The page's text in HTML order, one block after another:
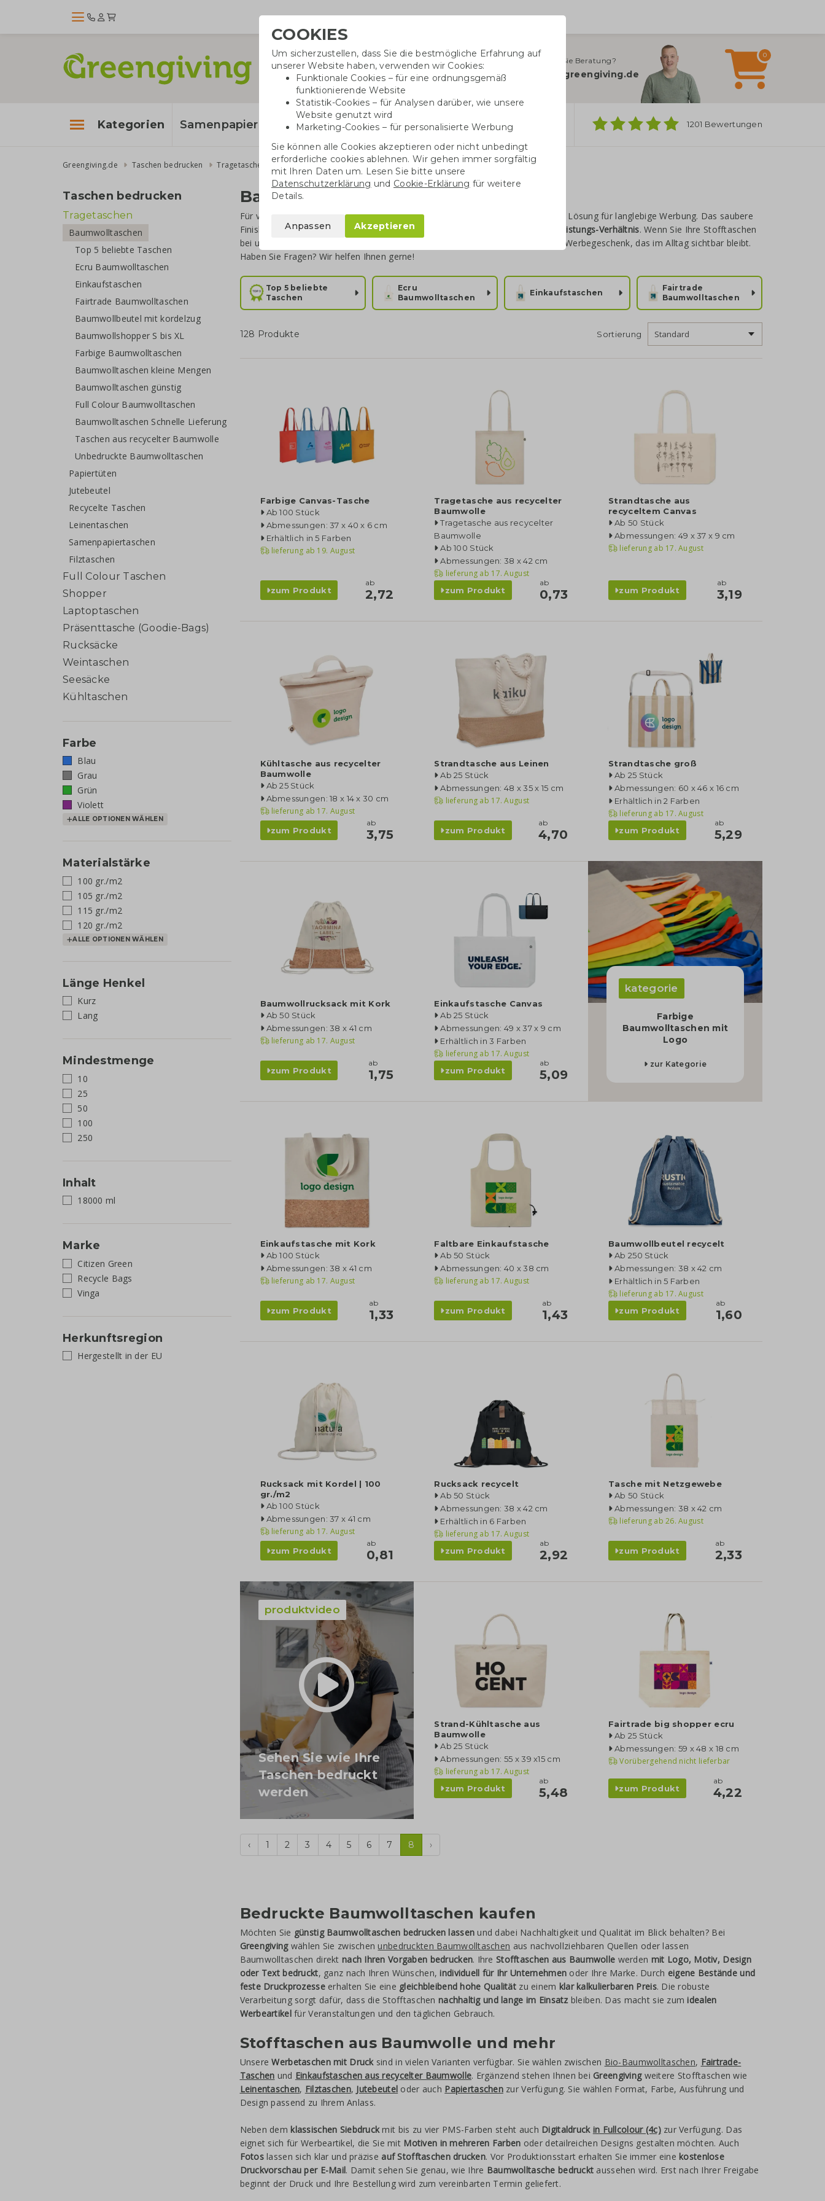
Benötigen Sie Beratung?
info@greengiving.de
0
Kategorien Samenpapier Baumwolltaschen Trinkwaren Kugelschreiber 1201 Bewertungen
Greengiving.de Taschen bedrucken Tragetaschen Baumwolltaschen
Taschen bedrucken
Tragetaschen
Baumwolltaschen
Top 5 beliebte Taschen
Ecru Baumwolltaschen
Einkaufstaschen
Fairtrade Baumwolltaschen
Baumwollbeutel mit kordelzug
Baumwollshopper S bis XL
Farbige Baumwolltaschen
Baumwolltaschen kleine Mengen
Baumwolltaschen günstig
Full Colour Baumwolltaschen
Baumwolltaschen Schnelle Lieferung
Taschen aus recycelter Baumwolle
Unbedruckte Baumwolltaschen
Papiertüten
Jutebeutel
Recycelte Taschen
Leinentaschen
Samenpapiertaschen
Filztaschen
Full Colour Taschen
Shopper
Laptoptaschen
Präsenttasche (Goodie-Bags)
Rucksäcke
Weintaschen
Seesäcke
Kühltaschen
Farbe
Blau
Grau
Grün
Violett
ALLE OPTIONEN WÄHLEN
Materialstärke
100 gr./m2
105 gr./m2
115 gr./m2
120 gr./m2
ALLE OPTIONEN WÄHLEN
Länge Henkel
Kurz
Lang
Mindestmenge
10
25
50
100
250
Inhalt
18000 ml
Marke
Citizen Green
Recycle Bags
Vinga
Herkunftsregion
Hergestellt in der EU
Baumwolltaschen bedrucken
Für viele Unternehmen ist dasBedrucken von Baumwolltaschen
eine bewährte Lösung für langlebige Werbung. Das saubere
Finish, die solide Qualität und ein klares Druckbild sorgen für ein
gutes Preis-Leistungs-Verhältnis. Wenn Sie Ihre Stofftaschen
bei uns
lassen, entsteht ein nachhaltiges Werbegeschenk, das im Alltag sichtbar bleibt.
Haben Sie Fragen? Wir helfen Ihnen gerne!
Top 5 beliebte
Taschen
Ecru
Baumwolltaschen
Einkaufstaschen
Fairtrade
Baumwolltaschen
128 Produkte Sortierung
Farbige Canvas-Tasche
Ab 100 Stück
Abmessungen: 37 x 40 x 6 cm
Erhältlich in 5 Farben
lieferung ab 19. August
zum Produkt
ab
2,72
Tragetasche aus recycelter
Baumwolle
Tragetasche aus recycelter
Baumwolle
Ab 100 Stück
Abmessungen: 38 x 42 cm
lieferung ab 17. August
zum Produkt
ab
0,73
Strandtasche aus
recyceltem Canvas
Ab 50 Stück
Abmessungen: 49 x 37 x 9 cm
lieferung ab 17. August
zum Produkt
ab
3,19
Kühltasche aus recycelter
Baumwolle
Ab 25 Stück
Abmessungen: 18 x 14 x 30 cm
lieferung ab 17. August
zum Produkt
ab
3,75
Strandtasche aus Leinen
Ab 25 Stück
Abmessungen: 48 x 35 x 15 cm
lieferung ab 17. August
zum Produkt
ab
4,70
Strandtasche groß
Ab 25 Stück
Abmessungen: 60 x 46 x 16 cm
Erhältlich in 2 Farben
lieferung ab 17. August
zum Produkt
ab
5,29
Baumwollrucksack mit Kork
Ab 50 Stück
Abmessungen: 38 x 41 cm
lieferung ab 17. August
zum Produkt
ab
1,75
Einkaufstasche Canvas
Ab 25 Stück
Abmessungen: 49 x 37 x 9 cm
Erhältlich in 3 Farben
lieferung ab 17. August
zum Produkt
ab
5,09
kategorie
Farbige
Baumwolltaschen mit
Logo
zur Kategorie
Einkaufstasche mit Kork
Ab 100 Stück
Abmessungen: 38 x 41 cm
lieferung ab 17. August
zum Produkt
ab
1,33
Faltbare Einkaufstasche
Ab 50 Stück
Abmessungen: 40 x 38 cm
lieferung ab 17. August
zum Produkt
ab
1,43
Baumwollbeutel recycelt
Ab 250 Stück
Abmessungen: 38 x 42 cm
Erhältlich in 5 Farben
lieferung ab 17. August
zum Produkt
ab
1,60
Rucksack mit Kordel | 100
gr./m2
Ab 100 Stück
Abmessungen: 37 x 41 cm
lieferung ab 17. August
zum Produkt
ab
0,81
Rucksack recycelt
Ab 50 Stück
Abmessungen: 38 x 42 cm
Erhältlich in 6 Farben
lieferung ab 17. August
zum Produkt
ab
2,92
Tasche mit Netzgewebe
Ab 50 Stück
Abmessungen: 38 x 42 cm
lieferung ab 26. August
zum Produkt
ab
2,33
produktvideo
Sehen Sie wie Ihre
Taschen bedruckt
werden
Strand-Kühltasche aus
Baumwolle
Ab 25 Stück
Abmessungen: 55 x 39 x15 cm
lieferung ab 17. August
zum Produkt
ab
5,48
Fairtrade big shopper ecru
Ab 25 Stück
Abmessungen: 59 x 48 x 18 cm
Vorübergehend nicht lieferbar
zum Produkt
ab
4,22
‹ 1 2 3 4 5 6 7 8 ›
Bedruckte Baumwolltaschen kaufen
Möchten Sie günstig Baumwolltaschen bedrucken lassen und dabei Nachhaltigkeit und Qualität im Blick behalten? Bei
Greengivingwählen Sie zwischenunbedruckten Baumwolltaschen aus nachvollziehbaren Quellen oder lassen
Baumwolltaschen direkt nach Ihren Vorgaben bedrucken. IhreStofftaschen aus Baumwolle werden mit Logo, Motiv, Design
oder Text bedruckt, ganz nach Ihren Wünschen,individuell für Ihr Unternehmen oder Ihre Marke. Durch eigene Bestände und
feste Druckprozesseerhalten Sie eine gleichbleibend hohe Qualität zu einem klar kalkulierbaren Preis. Die robuste
Verarbeitung sorgt dafür, dass die Stofftaschen nachhaltig und lange im Einsatz bleiben. Das macht sie zumidealen
Werbeartikelfür Veranstaltungen und den täglichen Gebrauch.
Stofftaschen aus Baumwolle und mehr
UnsereWerbetaschen mit Drucksind in vielen Varianten verfügbar. Sie wählen zwischen Bio-Baumwolltaschen, Fairtrade-
Taschen und Einkaufstaschen aus recycelter Baumwolle. Ergänzend stehen Ihnen bei Greengivingweitere Stofftaschen wie
Leinentaschen, Filztaschen, Jutebeutel oder auch Papiertaschenzur Verfügung. Sie wählen Format, Farbe, Ausführung und
Design passend zu Ihrem Anlass.
Neben demklassischen Siebdruckmit bis zu vier PMS-Farben steht auch Digitaldruck in Fullcolour (4c)zur Verfügung. Das
eignet sich für Werbeartikel, die Sie mit Motiven in mehreren Farben oder detailreichen Designs gestalten möchten. Auch
Fotoslassen sich klar und präzise auf Stofftaschen drucken. Vor Produktionsstart erhalten Sie immer einekostenlose
Druckvorschau per E-Mail. Damit sehen Sie genau, wie Ihre Baumwolltasche bedruckt aussehen wird. Erst nach Ihrer Freigabe
beginnt der Druck und Ihre Bestellung wird zum vereinbarten Termin geliefert.
COOKIES
Um sicherzustellen, dass Sie die bestmögliche Erfahrung auf
unserer Website haben, verwenden wir Cookies:
Funktionale Cookies – für eine ordnungsgemäß
funktionierende Website
Statistik-Cookies – für Analysen darüber, wie unsere
Website genutzt wird
Marketing-Cookies – für personalisierte Werbung
Sie können alle Cookies akzeptieren oder nicht unbedingt
erforderliche cookies ablehnen. Wir gehen immer sorgfältig
mit Ihren Daten um. Lesen Sie bitte unsere
Datenschutzerklärung und Cookie-Erklärung für weitere
Details.
Anpassen Akzeptieren